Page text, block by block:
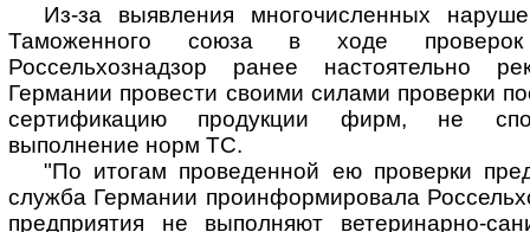
Из-за выявления многочисленных
Таможенного союза в ходе проверок
Россельхознадзор ранее настоятельно
Германии провести своими силами проверки
сертификацию продукции фирм, не
выполнение норм ТС.
"По итогам проведенной ею проверки
служба Германии проинформировала
предприятия не выполняют ветеринарно-